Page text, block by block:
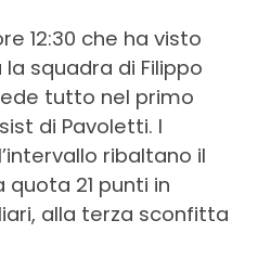
12:30 che ha visto
la squadra di Filippo
tutto nel primo
di Pavoletti. I
ribaltano il
quota 21 punti in
alla terza sconfitta